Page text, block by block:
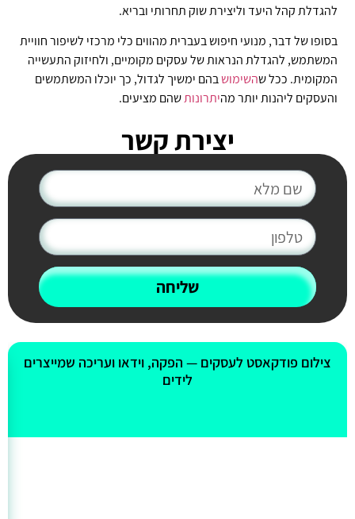
להגדלת קהל היעד וליצירת שוק תחרותי ובריא.
בסופו של דבר, מנועי חיפוש בעברית מהווים כלי מרכזי לשיפור חוויית
המשתמש, להגדלת הנראות של עסקים מקומיים, ולחיזוק התעשייה
המקומית. ככל שהשימושבהם ימשיך לגדול, כך יוכלו המשתמשים
והעסקים ליהנות יותר מהיתרונותשהם מציעים.
יצירת קשר
שליחה
אולי יעניין אותך גם
צילום פודקאסט לעסקים — הפקה, וידאו ועריכה שמייצרים
לידים